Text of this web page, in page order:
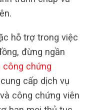
hỗ trợ trong việc
đừng ngần
công chứng
cấp dịch vụ
công chứng viên